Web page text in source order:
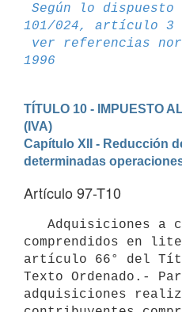
Según lo
101/024, artículo 3
ver referencias
1996
TÍTULO 10 - IMPUESTO
(IVA)
Capítulo XII - Reducción
determinadas
Artículo 97-T10
comprendidos en
artículo 66° del
Texto Ordenado.-
adquisiciones